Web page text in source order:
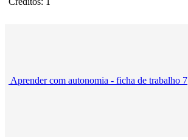
Aprender com autonomia - ficha de trabalho 7